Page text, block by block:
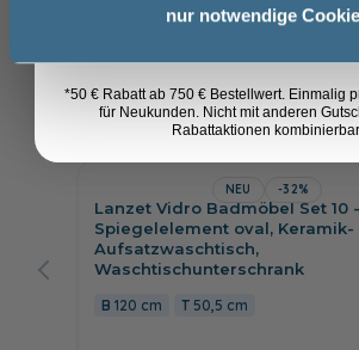
nur notwendige
Kunden kauften
NEU -32%
Lanzet Vidro Badmöbel Set 10
Spiegelelement oval, Keramik-
Aufsatzwaschtisch,
Waschtischunterschrank
120 cm 50,5 cm
Anmelden
*50 € Rabatt ab 750 € Bestellwert. Einmalig
für Neukunden. Nicht mit anderen
Rabattaktionen kombinierbar.